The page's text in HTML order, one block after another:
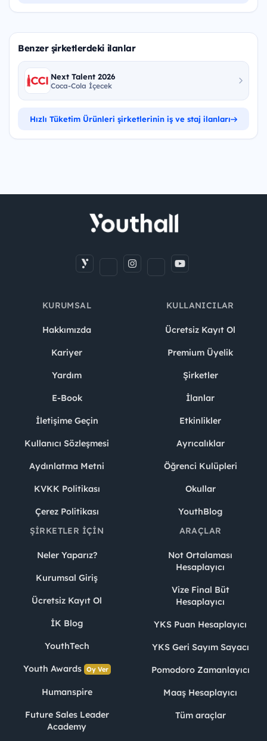
Benzer şirketlerdeki ilanlar
Next Talent 2026
Coca-Cola İçecek
Hızlı Tüketim Ürünleri şirketlerinin iş ve staj ilanları
KURUMSAL
Hakkımızda
Kariyer
Yardım
E-Book
İletişime Geçin
Kullanıcı Sözleşmesi
Aydınlatma Metni
KVKK Politikası
Çerez Politikası
KULLANICILAR
Ücretsiz Kayıt Ol
Premium Üyelik
Şirketler
İlanlar
Etkinlikler
Ayrıcalıklar
Öğrenci Kulüpleri
Okullar
YouthBlog
ŞIRKETLER İÇIN
Neler Yaparız?
Kurumsal Giriş
Ücretsiz Kayıt Ol
İK Blog
YouthTech
Youth Awards Oy Ver
Humanspire
Future Sales Leader
Academy
ARAÇLAR
Not Ortalaması
Hesaplayıcı
Vize Final Büt
Hesaplayıcı
YKS Puan Hesaplayıcı
YKS Geri Sayım Sayacı
Pomodoro Zamanlayıcı
Maaş Hesaplayıcı
Tüm araçlar